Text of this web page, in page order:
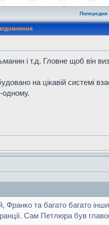
Попередня
і т.д. Гловне щоб він
на цікавій системі
одному.
та багато багато
Сам Петлюра був